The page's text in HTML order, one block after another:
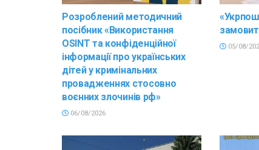
Розроблений методичний
посібник «Використання
OSINT та конфіденційної
інформації про українських
дітей у кримінальних
провадженнях стосовно
воєнних злочинів рф»
06/08/2026
05/08/